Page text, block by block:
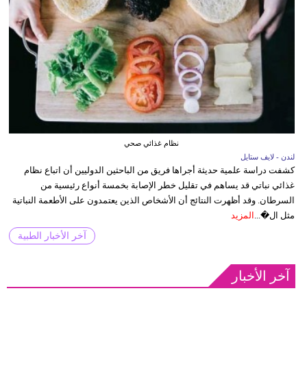
نظام غذائي صحي
لندن - لايف ستايل
كشفت دراسة علمية حديثة أجراها فريق من الباحثين الدوليين أن اتباع نظام
غذائي نباتي قد يساهم في تقليل خطر الإصابة بخمسة أنواع رئيسية من
السرطان. وقد أظهرت النتائج أن الأشخاص الذين يعتمدون على الأطعمة النباتية
مثل ال�...
المزيد
آخر الأخبار الطبية
آخر الأخبار